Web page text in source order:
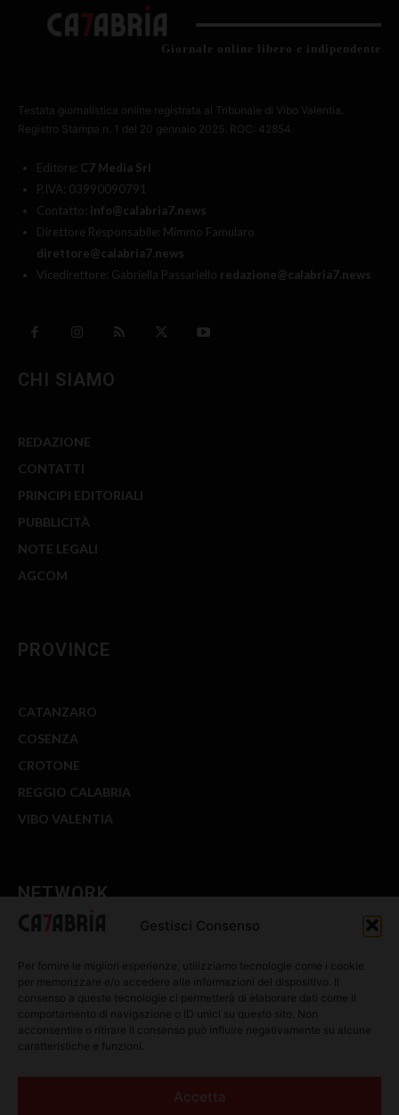
Gestisci Consenso
Per fornire le migliori esperienze, utilizziamo tecnologie come i cookie
per memorizzare e/o accedere alle informazioni del dispositivo. Il
consenso a queste tecnologie ci permetterà di elaborare dati come il
comportamento di navigazione o ID unici su questo sito. Non
acconsentire o ritirare il consenso può influire negativamente su alcune
caratteristiche e funzioni.
Accetta
Giornale online libero e indipendente
Testata giornalistica online registrata al Tribunale di Vibo Valentia.
Registro Stampa n. 1 del 20 gennaio 2025. ROC: 42854.
Editore: C7 Media Srl
P.IVA: 03990090791
Contatto: info@calabria7.news
Direttore Responsabile: Mimmo Famularo
direttore@calabria7.news
Vicedirettore: Gabriella Passariello redazione@calabria7.news
CHI SIAMO
REDAZIONE
CONTATTI
PRINCIPI EDITORIALI
PUBBLICITÀ
NOTE LEGALI
AGCOM
PROVINCE
CATANZARO
COSENZA
CROTONE
REGGIO CALABRIA
VIBO VALENTIA
NETWORK
WE CALABRIA
MIX ZONE